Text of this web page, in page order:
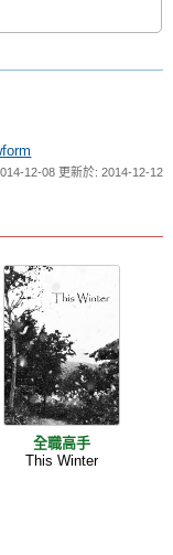
12-08 更新於: 2014-12-12
全職高手
This Winter